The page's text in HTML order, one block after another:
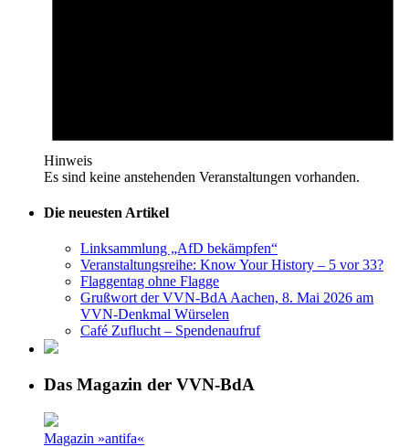
Hinweis
Es sind keine anstehenden Veranstaltungen vorhanden.
Die neuesten Artikel
Linksammlung „AfD bekämpfen“
Veranstaltungsreihe: Know Your History – 5 vor 33?
Flaggentag ohne Flagge
Grußwort der VVN-BdA Aachen, 8. Mai 2026 am
VVN-Denkmal Würselen
Café Zuflucht – Spendenaufruf
Das Magazin der VVN-BdA
Magazin »antifa«